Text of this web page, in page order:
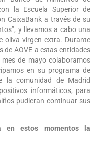
la Escuela Superior de
CaixaBank a través de su
y llevamos a cabo una
oliva virgen extra. Durante
AOVE a estas entidades
de mayo colaboramos
en su programa de
la comunidad de Madrid
informáticos, para
pudieran continuar sus
en estos momentos la